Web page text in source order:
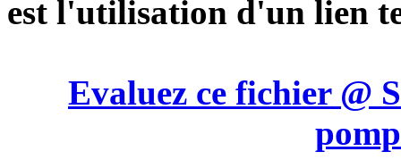
est l'utilisation d'un lien
Evaluez ce fichier @